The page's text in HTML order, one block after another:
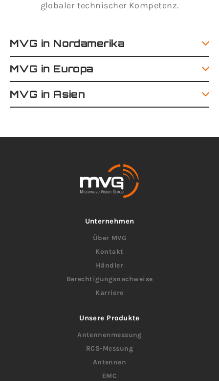
globaler technischer Kompetenz.
MVG in Nordamerika
MVG in Europa
MVG in Asien
Unternehmen
Über MVG
Kontakt
Händler
Berechtigungsnachweise
Karriere
Unsere Produkte
Antennenmessung
RCS-Messung
Antennen
EMC